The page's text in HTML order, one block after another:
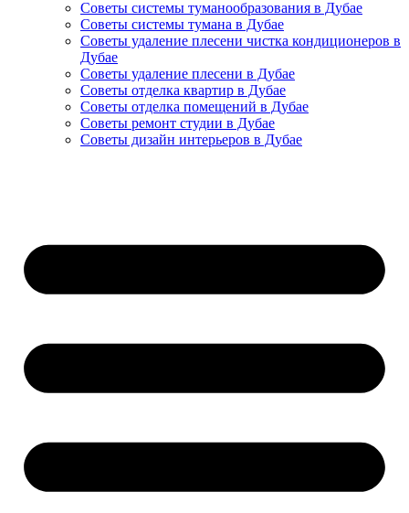
Советы системы туманообразования в Дубае
Советы системы тумана в Дубае
Советы удаление плесени чистка кондиционеров в
Дубае
Советы удаление плесени в Дубае
Советы отделка квартир в Дубае
Советы отделка помещений в Дубае
Советы ремонт студии в Дубае
Советы дизайн интерьеров в Дубае